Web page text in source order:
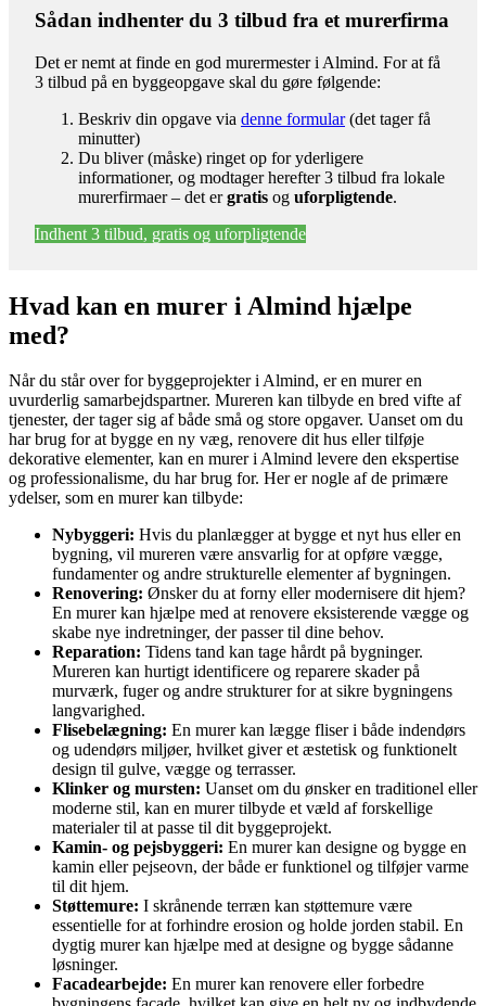
Sådan indhenter du 3 tilbud fra et murerfirma
Det er nemt at finde en god murermester i Almind. For at få
3 tilbud på en byggeopgave skal du gøre følgende:
Beskriv din opgave via denne formular(det tager få
minutter)
Du bliver (måske) ringet op for yderligere
informationer, og modtager herefter 3 tilbud fra lokale
murerfirmaer – det ergratis og uforpligtende.
Indhent 3 tilbud, gratis og uforpligtende
Hvad kan en murer i Almind hjælpe
med?
Når du står over for byggeprojekter i Almind, er en murer en
uvurderlig samarbejdspartner. Mureren kan tilbyde en bred vifte af
tjenester, der tager sig af både små og store opgaver. Uanset om du
har brug for at bygge en ny væg, renovere dit hus eller tilføje
dekorative elementer, kan en murer i Almind levere den ekspertise
og professionalisme, du har brug for. Her er nogle af de primære
ydelser, som en murer kan tilbyde:
Nybyggeri: Hvis du planlægger at bygge et nyt hus eller en
bygning, vil mureren være ansvarlig for at opføre vægge,
fundamenter og andre strukturelle elementer af bygningen.
Renovering: Ønsker du at forny eller modernisere dit hjem?
En murer kan hjælpe med at renovere eksisterende vægge og
skabe nye indretninger, der passer til dine behov.
Reparation: Tidens tand kan tage hårdt på bygninger.
Mureren kan hurtigt identificere og reparere skader på
murværk, fuger og andre strukturer for at sikre bygningens
langvarighed.
Flisebelægning: En murer kan lægge fliser i både indendørs
og udendørs miljøer, hvilket giver et æstetisk og funktionelt
design til gulve, vægge og terrasser.
Klinker og mursten: Uanset om du ønsker en traditionel eller
moderne stil, kan en murer tilbyde et væld af forskellige
materialer til at passe til dit byggeprojekt.
Kamin- og pejsbyggeri: En murer kan designe og bygge en
kamin eller pejseovn, der både er funktionel og tilføjer varme
til dit hjem.
Støttemure: I skrånende terræn kan støttemure være
essentielle for at forhindre erosion og holde jorden stabil. En
dygtig murer kan hjælpe med at designe og bygge sådanne
løsninger.
Facadearbejde: En murer kan renovere eller forbedre